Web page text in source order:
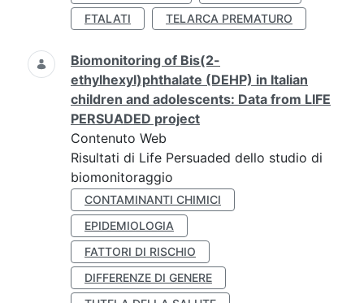
FTALATI
TELARCA PREMATURO
Biomonitoring of Bis(2-
ethylhexyl)phthalate (DEHP) in Italian
children and adolescents: Data from LIFE
PERSUADED project
Contenuto Web
Risultati di Life Persuaded dello studio di
biomonitoraggio
CONTAMINANTI CHIMICI
EPIDEMIOLOGIA
FATTORI DI RISCHIO
DIFFERENZE DI GENERE